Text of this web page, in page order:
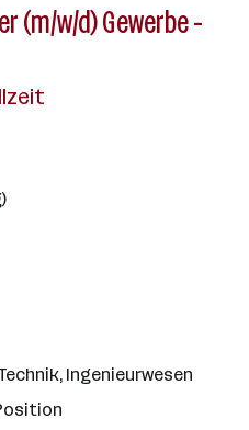
(m/w/d) Gewerbe -
Ingenieurwesen